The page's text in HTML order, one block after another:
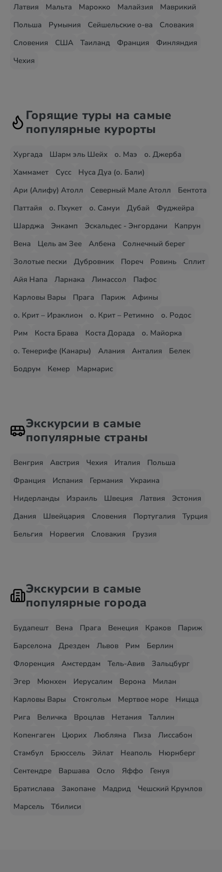
Латвия
Мальта Марокко Малайзия
Маврикий
Польша
Румыния Сейшельские о-ва
Словакия
Словения
США Таиланд Франция
Финляндия
Чехия
Горящие туры на самые
популярные курорты
Хургада Шарм эль Шейх о. Маэ
о. Джерба
Хаммамет
Сусс
Нуса Дуа (о. Бали)
Ари (Алифу) Атолл
Северный Мале Атолл
Бентота
Паттайя
о. Пхукет о. Самуи Дубай
Фуджейра
Шарджа
Энкамп Эскальдес - Энгордани
Капрун
Вена
Цель ам Зее Албена
Солнечный берег
Золотые пески
Дубровник Пореч Ровинь
Сплит
Айя Напа
Ларнака Лимассол
Пафос
Карловы Вары
Прага Париж
Афины
о. Крит – Ираклион
о. Крит – Ретимно
о. Родос
Рим
Коста Брава Коста Дорада
о. Майорка
о. Тенерифе (Канары)
Алания Анталия
Белек
Бодрум
Кемер Мармарис
Экскурсии в самые
популярные страны
Венгрия Австрия Чехия Италия
Польша
Франция
Испания Германия
Украина
Нидерланды
Израиль Швеция Латвия
Эстония
Дания
Швейцария Словения Португалия
Турция
Бельгия
Норвегия Словакия Грузия
Экскурсии в самые
популярные города
Будапешт Вена Прага Венеция Краков
Париж
Барселона
Дрезден Львов Рим
Берлин
Флоренция
Амстердам Тель-Авив
Зальцбург
Эгер
Мюнхен Иерусалим Верона
Милан
Карловы Вары
Стокгольм Мертвое море
Ницца
Рига
Величка Вроцлав Нетания
Таллин
Копенгаген
Цюрих Любляна Пиза
Лиссабон
Стамбул
Брюссель Эйлат Неаполь
Нюрнберг
Сентендре
Варшава Осло Яффо
Генуя
Братислава
Закопане Мадрид
Чешский Крумлов
Марсель
Тбилиси